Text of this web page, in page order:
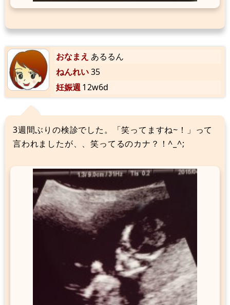
おなまえ あるるん
ねんれい35
妊娠週12w6d
3週間ぶりの検診でした。「笑ってますね~！」って
言われましたが、、笑ってるのカナ？！^_^;